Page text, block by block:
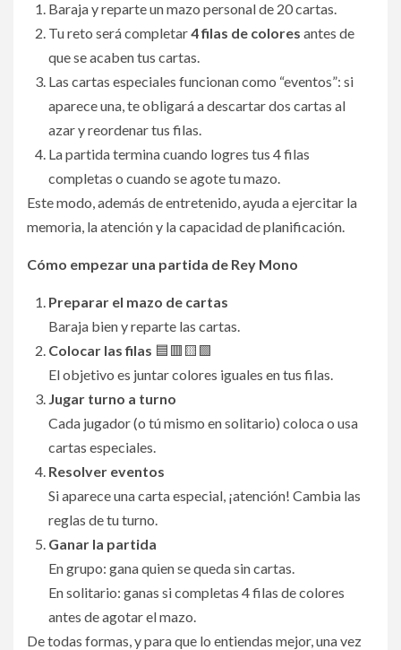
Baraja y reparte un mazo personal de 20 cartas.
Tu reto será completar4 filas de colores antes de
que se acaben tus cartas.
Las cartas especiales funcionan como “eventos”: si
aparece una, te obligará a descartar dos cartas al
azar y reordenar tus filas.
La partida termina cuando logres tus 4 filas
completas o cuando se agote tu mazo.
Este modo, además de entretenido, ayuda a ejercitar la
memoria, la atención y la capacidad de planificación.
Cómo empezar una partida de Rey Mono
Preparar el mazo de cartas
Baraja bien y reparte las cartas.
Colocar las filas 🟦🟥🟨🟩
El objetivo es juntar colores iguales en tus filas.
Jugar turno a turno
Cada jugador (o tú mismo en solitario) coloca o usa
cartas especiales.
Resolver eventos
Si aparece una carta especial, ¡atención! Cambia las
reglas de tu turno.
Ganar la partida
En grupo: gana quien se queda sin cartas.
En solitario: ganas si completas 4 filas de colores
antes de agotar el mazo.
De todas formas, y para que lo entiendas mejor, una vez